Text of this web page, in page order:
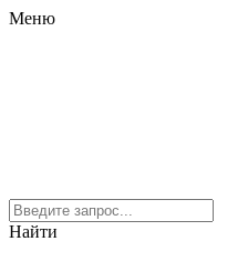
Меню
Найти